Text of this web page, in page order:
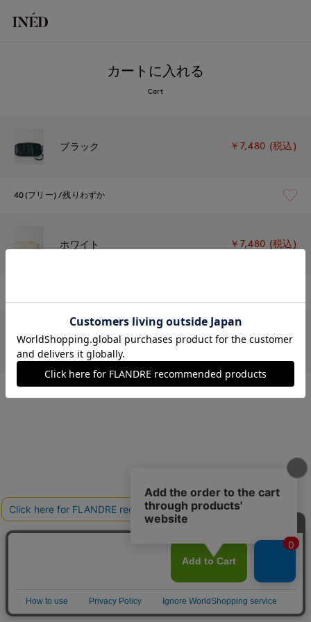
カートに入れる
Cart
ブラック ￥7,480 (税込)
40(フリー) 残りわずか
ホワイト ￥7,480 (税込)
キャメル ￥7,480 (税込)